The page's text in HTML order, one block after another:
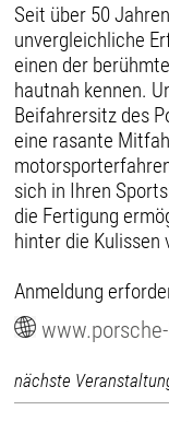
Seit über 50
unvergleichliche
einen der
hautnah kennen.
Beifahrersitz des
eine rasante
sich in Ihren
die Fertigung
hinter die Kulissen
Anmeldung
nächste